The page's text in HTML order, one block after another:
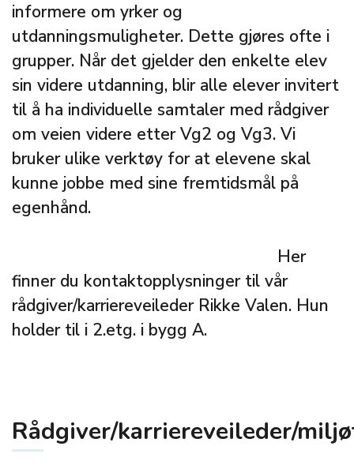
informere om yrker og
utdanningsmuligheter. Dette gjøres ofte i
grupper. Når det gjelder den enkelte elev
sin videre utdanning, blir alle elever invitert
til å ha individuelle samtaler med rådgiver
om veien videre etter Vg2 og Vg3. Vi
bruker ulike verktøy for at elevene skal
kunne jobbe med sine fremtidsmål på
egenhånd.
Her
finner du kontaktopplysninger til vår
rådgiver/karriereveileder Rikke Valen. Hun
holder til i 2.etg. i bygg A.
Rådgiver/karriereveileder/